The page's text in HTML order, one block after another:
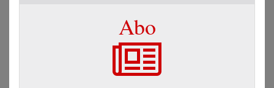
Abo